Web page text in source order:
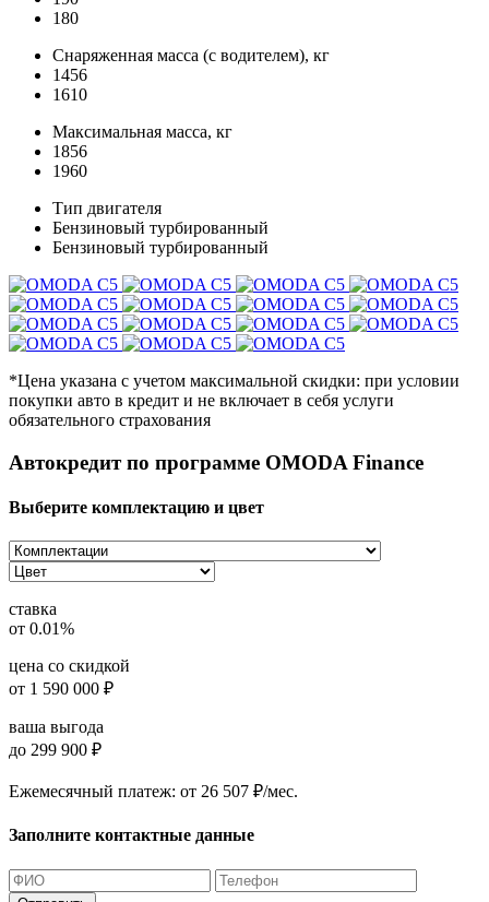
180
Снаряженная масса (с водителем), кг
1456
1610
Максимальная масса, кг
1856
1960
Тип двигателя
Бензиновый турбированный
Бензиновый турбированный
*Цена указана с учетом максимальной скидки: при условии
покупки авто в кредит и не включает в себя услуги
обязательного страхования
Автокредит по программе OMODA Finance
Выберите комплектацию и цвет
ставка
от 0.01%
цена со скидкой
от 1 590 000 ₽
ваша выгода
до 299 900 ₽
Ежемесячный платеж: от 26 507 ₽/мес.
Заполните контактные данные